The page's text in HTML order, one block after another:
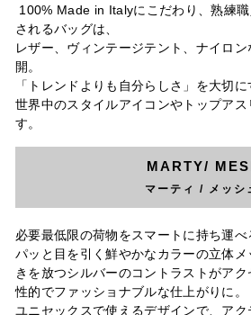
100% Made in Italyにこだわり、熟練
されるバッグは、
レザー、ヴィンテージテント、ナイロ
開。
「トレンドよりも自分らしさ」を大切に
世界中のスタイルアイコンやトップアス
す。
MARTY/
マーティ / メッシ
必要最低限の荷物をスマートに持ち運べ
パッと目を引く鮮やかなカラーの立体
きを放つシルバーのコントラストがア
性的でファッショナブルな仕上がりに。
ユニセックスで使えるデザインで、ア